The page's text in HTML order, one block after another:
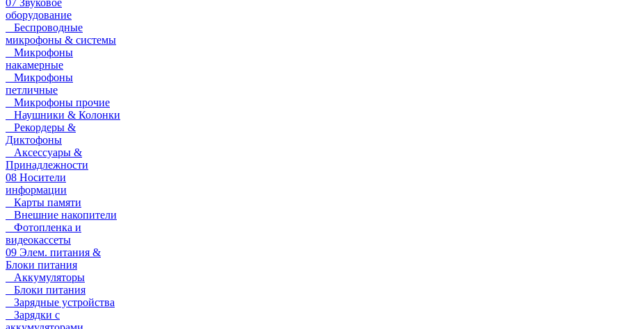
07 Звуковое
оборудование
Беспроводные
микрофоны & системы
Микрофоны
накамерные
Микрофоны
петличные
Микрофоны прочие
Наушники & Колонки
Рекордеры &
Диктофоны
Аксессуары &
Принадлежности
08 Носители
информации
Карты памяти
Внешние накопители
Фотопленка и
видеокассеты
09 Элем. питания &
Блоки питания
Аккумуляторы
Блоки питания
Зарядные устройства
Зарядки с